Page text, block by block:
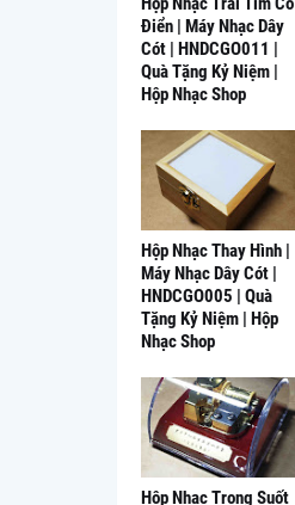
Điển | Máy Nhạc Dây
Cót | HNDCGO011 |
Quà Tặng Kỷ Niệm |
Hộp Nhạc Shop
Hộp Nhạc Thay Hình |
Máy Nhạc Dây Cót |
HNDCGO005 | Quà
Tặng Kỷ Niệm | Hộp
Nhạc Shop
Hộp Nhạc Trong Suốt